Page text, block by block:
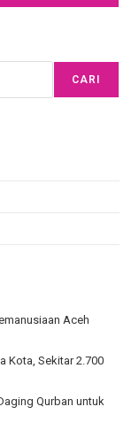
CARI
Aceh
Kota, Sekitar 2.700
Qurban untuk